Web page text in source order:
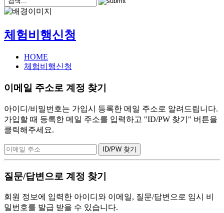
체험비행신청
HOME
체험비행신청
이메일 주소로 계정 찾기
아이디/비밀번호는 가입시 등록한 메일 주소로 알려드립니다.
가입할 때 등록한 메일 주소를 입력하고 "ID/PW 찾기" 버튼을
클릭해주세요.
질문/답변으로 계정 찾기
회원 정보에 입력한 아이디와 이메일, 질문/답변으로 임시 비
밀번호를 발급 받을 수 있습니다.